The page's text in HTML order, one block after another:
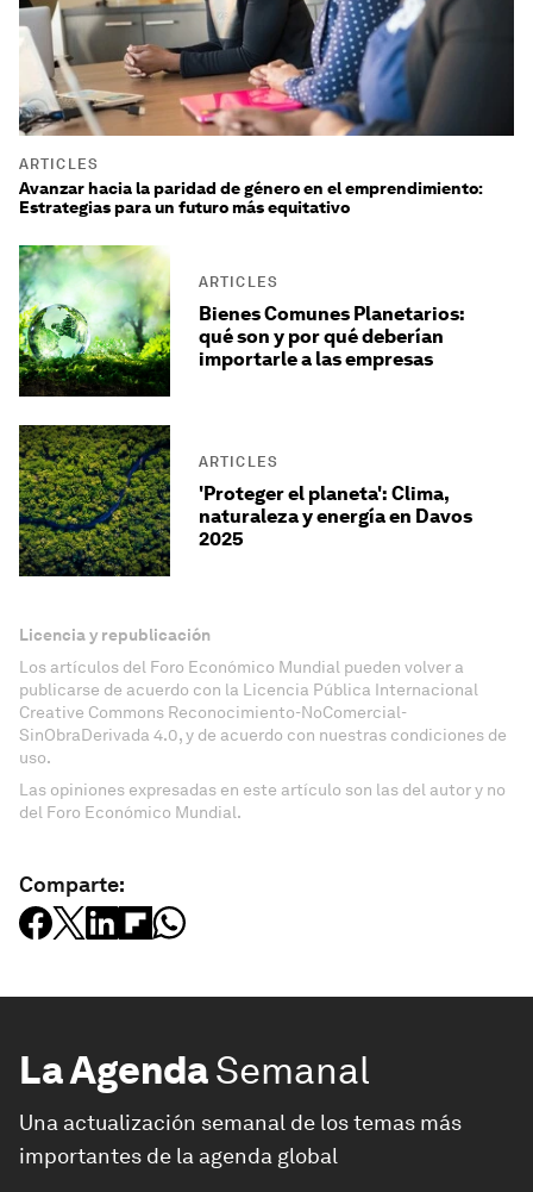
ARTICLES
Avanzar hacia la paridad de género en el emprendimiento:
Estrategias para un futuro más equitativo
ARTICLES
Bienes Comunes Planetarios:
qué son y por qué deberían
importarle a las empresas
ARTICLES
'Proteger el planeta': Clima,
naturaleza y energía en Davos
2025
Licencia y republicación
Los artículos del Foro Económico Mundial pueden volver a
publicarse de acuerdo con la Licencia Pública Internacional
Creative Commons Reconocimiento-NoComercial-
SinObraDerivada 4.0, y de acuerdo con nuestras condiciones de
uso.
Las opiniones expresadas en este artículo son las del autor y no
del Foro Económico Mundial.
Comparte:
La AgendaSemanal
Una actualización semanal de los temas más
importantes de la agenda global